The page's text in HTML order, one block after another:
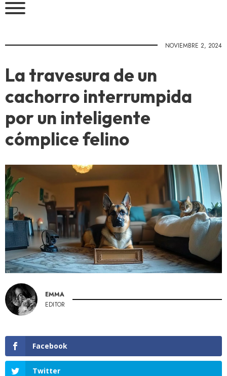
NOVIEMBRE 2, 2024
La travesura de un
cachorro interrumpida
por un inteligente
cómplice felino
EMMA
EDITOR
Facebook
Twitter